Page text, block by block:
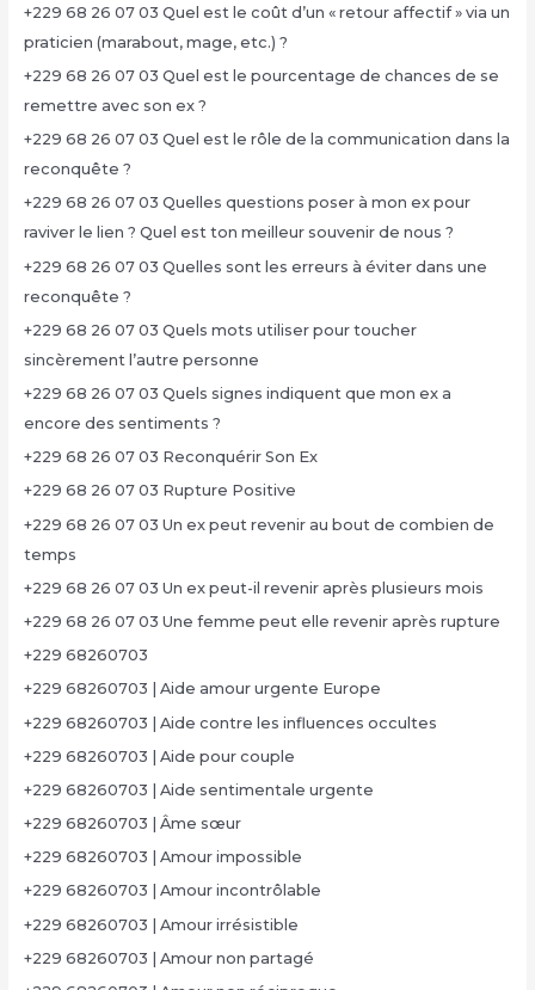
+229 68 26 07 03 Quel est le coût d’un « retour affectif » via un
praticien (marabout, mage, etc.) ?
+229 68 26 07 03 Quel est le pourcentage de chances de se
remettre avec son ex ?
+229 68 26 07 03 Quel est le rôle de la communication dans la
reconquête ?
+229 68 26 07 03 Quelles questions poser à mon ex pour
raviver le lien ? Quel est ton meilleur souvenir de nous ?
+229 68 26 07 03 Quelles sont les erreurs à éviter dans une
reconquête ?
+229 68 26 07 03 Quels mots utiliser pour toucher
sincèrement l’autre personne
+229 68 26 07 03 Quels signes indiquent que mon ex a
encore des sentiments ?
+229 68 26 07 03 Reconquérir Son Ex
+229 68 26 07 03 Rupture Positive
+229 68 26 07 03 Un ex peut revenir au bout de combien de
temps
+229 68 26 07 03 Un ex peut-il revenir après plusieurs mois
+229 68 26 07 03 Une femme peut elle revenir après rupture
+229 68260703
+229 68260703 | Aide amour urgente Europe
+229 68260703 | Aide contre les influences occultes
+229 68260703 | Aide pour couple
+229 68260703 | Aide sentimentale urgente
+229 68260703 | Âme sœur
+229 68260703 | Amour impossible
+229 68260703 | Amour incontrôlable
+229 68260703 | Amour irrésistible
+229 68260703 | Amour non partagé